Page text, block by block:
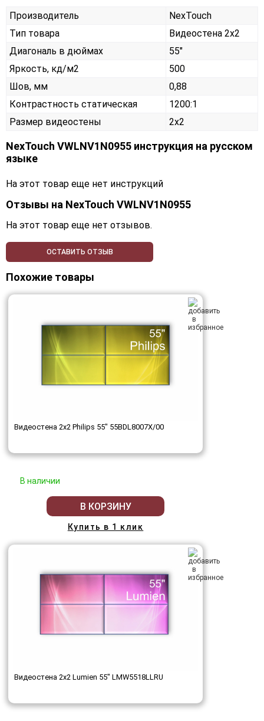
Производитель
NexTouch
Тип товара
Видеостена 2х2
Диагональ в дюймах
55"
Яркость, кд/м2
500
Шов, мм
0,88
Контрастность статическая
1200:1
Размер видеостены
2x2
NexTouch VWLNV1N0955 инструкция на русском
языке
На этот товар еще нет инструкций
Отзывы на NexTouch VWLNV1N0955
На этот товар еще нет отзывов.
ОСТАВИТЬ ОТЗЫВ
Похожие товары
Видеостена 2x2 Philips 55" 55BDL8007X/00
В наличии
В КОРЗИНУ
Купить в 1 клик
Видеостена 2x2 Lumien 55" LMW5518LLRU